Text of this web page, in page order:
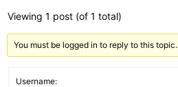
Viewing 1 post (of 1 total)
You must be logged in to reply to this topic.
Username: